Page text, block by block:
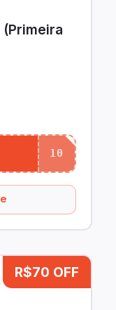
(Primeira
10
R$70 OFF